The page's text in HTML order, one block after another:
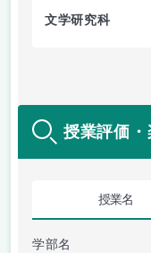
文学研究科
授業評価
授業名
学部名